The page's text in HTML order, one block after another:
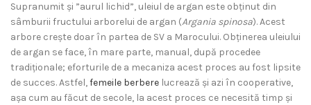
Supranumit și ”aurul lichid”, uleiul de argan este obținut din
sâmburii fructului arborelui de argan (Argania spinosa). Acest
arbore crește doar în partea de SV a Marocului. Obținerea uleiului
de argan se face, în mare parte, manual, după procedee
tradiționale; eforturile de a mecaniza acest proces au fost lipsite
de succes. Astfel,femeile berbere lucrează și azi în cooperative,
așa cum au făcut de secole, la acest proces ce necesită timp și